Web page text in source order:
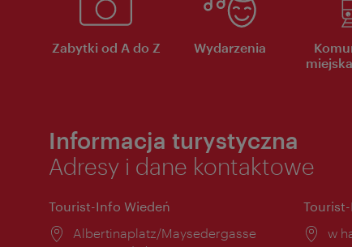
Zabytki od A do Z Wydarzenia
Informacja turystyczna
Adresy i dane kontaktowe
Tourist-Info Wiedeń
Miejsce:
Albertinaplatz/Maysedergasse
w